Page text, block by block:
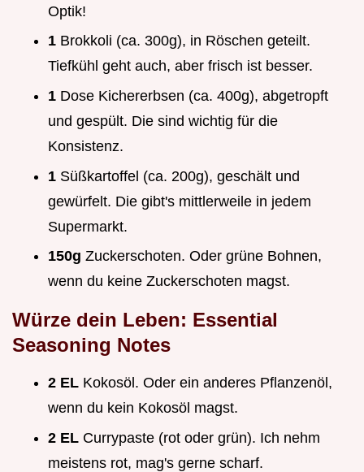
Optik!
1 Brokkoli (ca. 300g), in Röschen geteilt.
Tiefkühl geht auch, aber frisch ist besser.
1 Dose Kichererbsen (ca. 400g), abgetropft
und gespült. Die sind wichtig für die
Konsistenz.
1 Süßkartoffel (ca. 200g), geschält und
gewürfelt. Die gibt's mittlerweile in jedem
Supermarkt.
150g Zuckerschoten. Oder grüne Bohnen,
wenn du keine Zuckerschoten magst.
Würze dein Leben: Essential
Seasoning Notes
2 EL Kokosöl. Oder ein anderes Pflanzenöl,
wenn du kein Kokosöl magst.
2 EL Currypaste (rot oder grün). Ich nehm
meistens rot, mag's gerne scharf.